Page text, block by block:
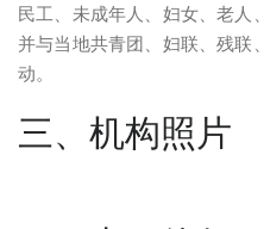
民工、未成年人、妇女、老人
并与当地共青团、妇联、残联
动。
三、机构照片